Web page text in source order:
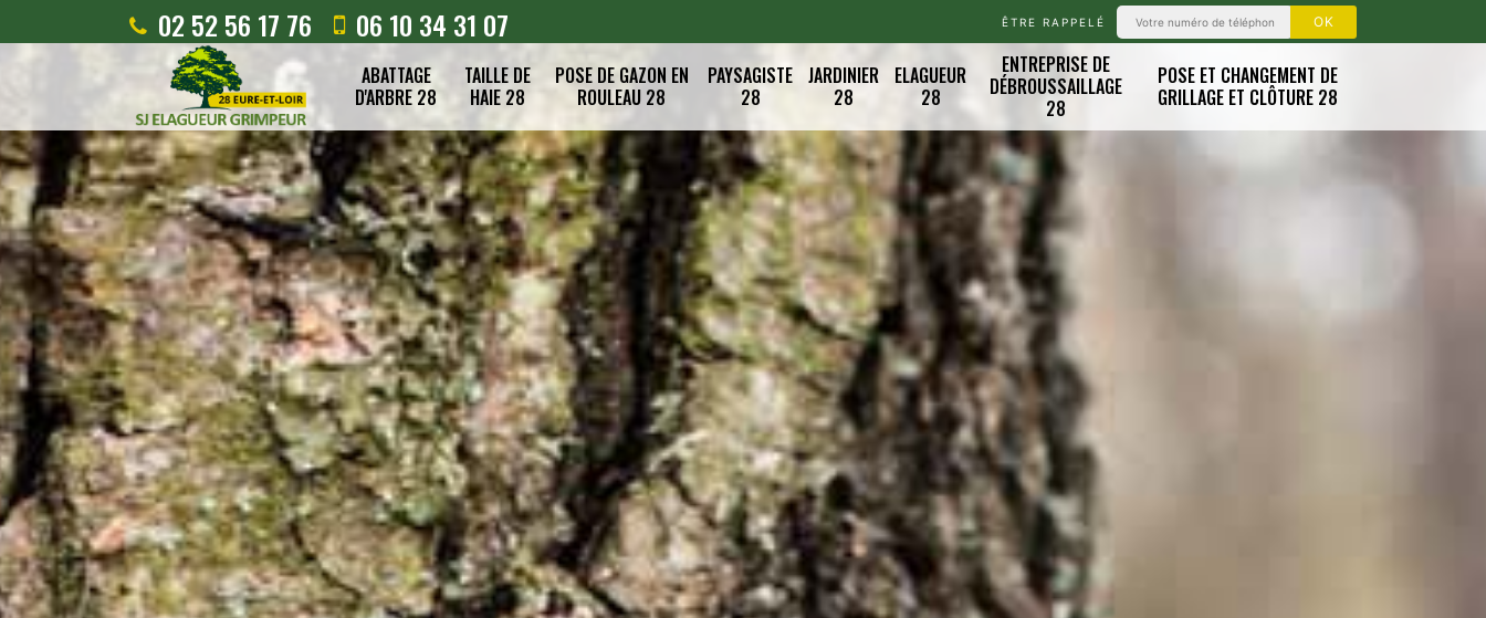
02 52 56 17 76 06 10 34 31 07 ÊTRE RAPPELÉ
ABATTAGE
D'ARBRE 28
TAILLE DE
HAIE 28
POSE DE GAZON EN
ROULEAU 28
PAYSAGISTE
28
JARDINIER
28
ELAGUEUR
28
ENTREPRISE DE
DÉBROUSSAILLAGE
28
POSE ET CHANGEMENT DE
GRILLAGE ET CLÔTURE 28